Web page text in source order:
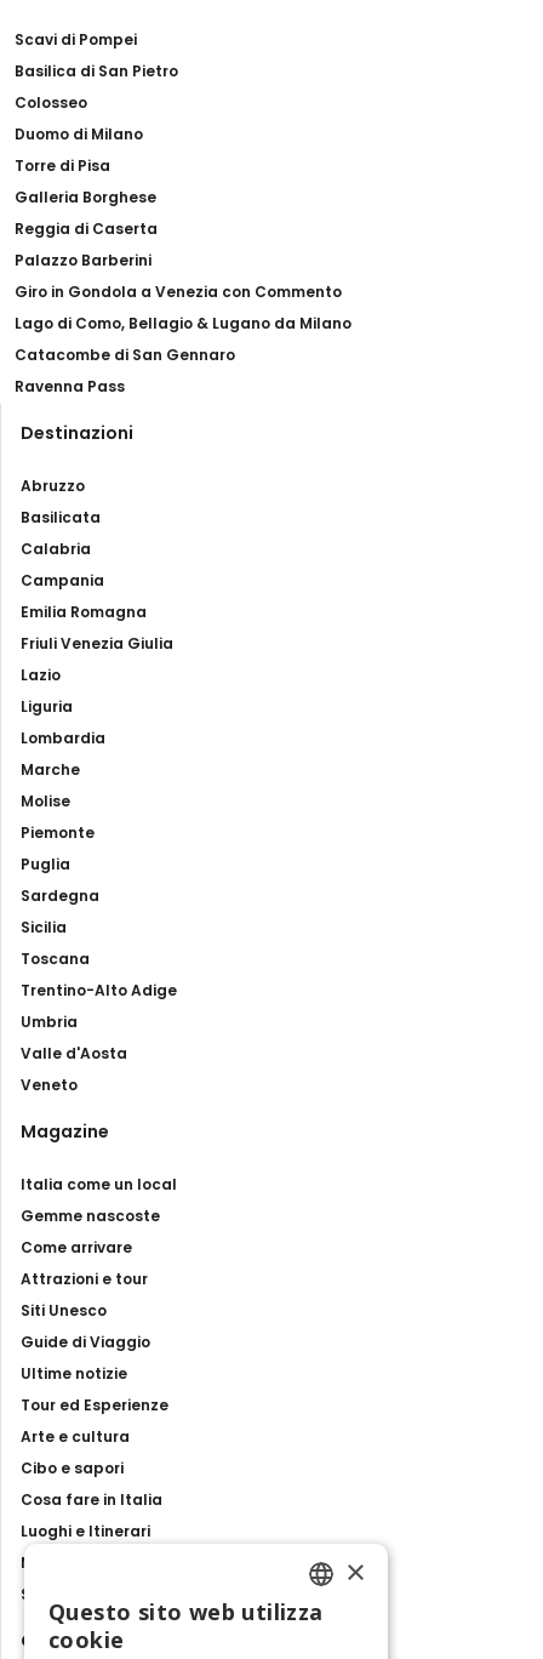
Scavi di Pompei
Basilica di San Pietro
Colosseo
Duomo di Milano
Torre di Pisa
Galleria Borghese
Reggia di Caserta
Palazzo Barberini
Giro in Gondola a Venezia con Commento
Lago di Como, Bellagio & Lugano da Milano
Catacombe di San Gennaro
Ravenna Pass
Destinazioni
Abruzzo
Basilicata
Calabria
Campania
Emilia Romagna
Friuli Venezia Giulia
Lazio
Liguria
Lombardia
Marche
Molise
Piemonte
Puglia
Sardegna
Sicilia
Toscana
Trentino-Alto Adige
Umbria
Valle d'Aosta
Veneto
Magazine
Italia come un local
Gemme nascoste
Come arrivare
Attrazioni e tour
Siti Unesco
Guide di Viaggio
Ultime notizie
Tour ed Esperienze
Arte e cultura
Cibo e sapori
Cosa fare in Italia
Luoghi e Itinerari
Mostre, eventi e spettacoli
Storie e tradizioni
Contatti
ENGLISH
×
Questo sito web utilizza
cookie